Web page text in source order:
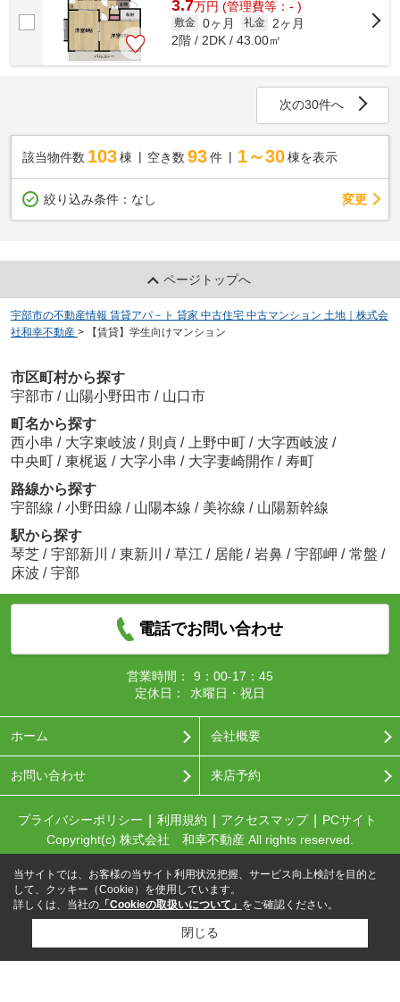
3.7万円 (管理費等：- )
敷金 0ヶ月 礼金
2ヶ月
2階 / 2DK / 43.00㎡
次の30件へ
該当物件数 103棟 空き数 93 件 1～30 棟を表示
絞り込み条件： なし 変更
ページトップへ
宇部市の不動産情報 賃貸アパ－ト 貸家 中古住宅 中古マンション 土地｜株式会
社和幸不動産 > 【賃貸】学生向けマンション
市区町村から探す
宇部市 / 山陽小野田市 / 山口市
町名から探す
西小串 / 大字東岐波 / 則貞 / 上野中町 / 大字西岐波 /
中央町 / 東梶返 / 大字小串 / 大字妻崎開作 / 寿町
路線から探す
宇部線 / 小野田線 / 山陽本線 / 美祢線 / 山陽新幹線
駅から探す
琴芝 / 宇部新川 / 東新川 / 草江 / 居能 / 岩鼻 / 宇部岬 / 常盤 /
床波 / 宇部
電話でお問い合わせ
営業時間：
9：00-17：45
定休日：
水曜日・祝日
ホーム 会社概要
お問い合わせ 来店予約
プライバシーポリシー 利用規約 アクセスマップ
PCサイト
Copyright(c) 株式会社 和幸不動産 All rights reserved.
当サイトでは、お客様の当サイト利用状況把握、サービス向上検討を目的と
して、クッキー（Cookie）を使用しています。
詳しくは、当社の 「Cookieの取扱いについて」 をご確認ください。
閉じる